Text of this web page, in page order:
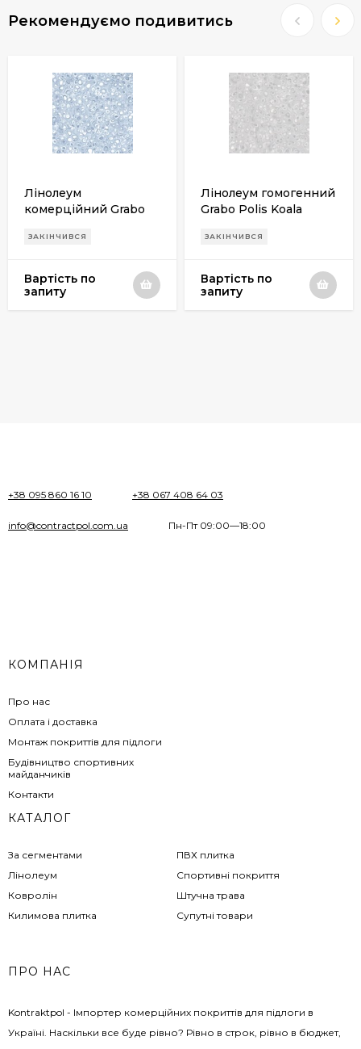
Рекомендуємо подивитись
Лінолеум
комерційний Grabo
(блакитний)
ЗАКІНЧИВСЯ
Вартість по
запиту
Лінолеум гомогенний
Grabo Polis Koala
ЗАКІНЧИВСЯ
Вартість по
запиту
+38 095 860 16 10 +38 067 408 64 03
info@contractpol.com.ua Пн-Пт 09:00—18:00
КОМПАНІЯ
Про нас
Оплата і доставка
Монтаж покриттів для підлоги
Будівництво спортивних
майданчиків
Контакти
КАТАЛОГ
За сегментами
Лінолеум
Ковролін
Килимова плитка
ПВХ плитка
Спортивні покриття
Штучна трава
Супутні товари
ПРО НАС
Kontraktpol - Імпортер комерційних покриттів для підлоги в
Україні. Наскільки все буде рівно? Рівно в строк, рівно в бюджет,